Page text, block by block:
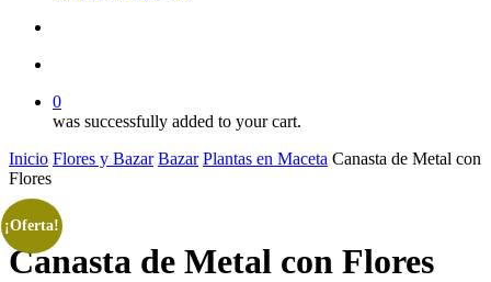
0
was successfully added to your cart.
Inicio Flores y Bazar Bazar Plantas en Maceta Canasta de Metal con
Flores
¡Oferta!
Canasta de Metal con Flores